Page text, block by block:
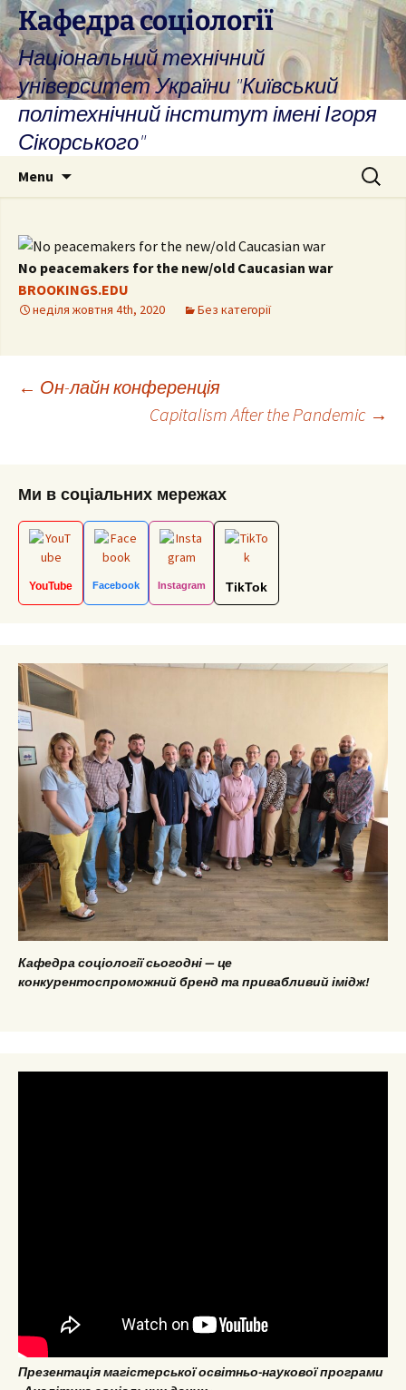
Skip
to
content
Кафедра соціології
Національний технічний
університет України "Київський
політехнічний інститут імені Ігоря
Сікорського"
Menu
Search
for:
No peacemakers for the new/old Caucasian war
BROOKINGS.EDU
неділя жовтня 4th, 2020 Без категорії
Post
← Он-лайн конференція
Capitalism After the Pandemic →
Ми в соціальних мережах
YouTube Facebook Instagram TikTok
Кафедра соціології сьогодні — це
конкурентоспроможний бренд та привабливий імідж!
Презентація магістерської освітньо-наукової програми